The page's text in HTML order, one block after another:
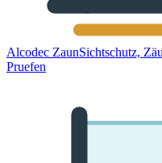
Alcodec ZaunSichtschutz,
Pruefen